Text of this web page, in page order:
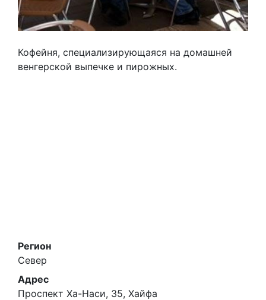
Кофейня, специализирующаяся на домашней
венгерской выпечке и пирожных.
Регион
Север
Адрес
Проспект Ха-Наси, 35, Хайфа